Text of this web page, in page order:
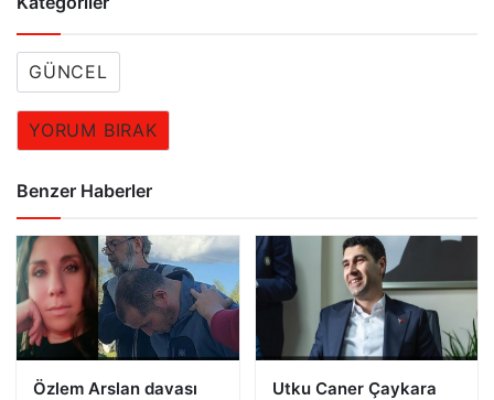
GÜNCEL
YORUM BIRAK
Benzer Haberler
Özlem Arslan davası
Utku Caner Çaykara